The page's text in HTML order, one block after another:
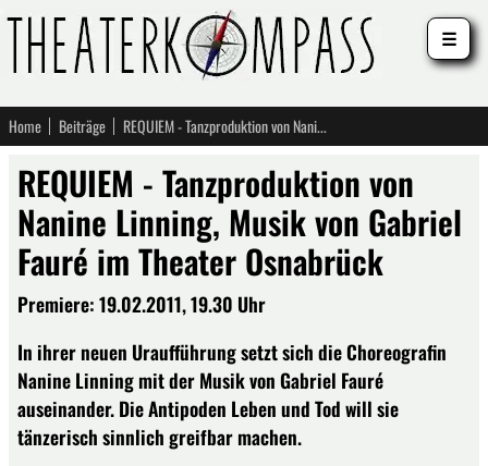
Home Beiträge REQUIEM - Tanzproduktion von Nanine Linning, Musik von Gabriel Fauré im Theater Osnabrück
REQUIEM - Tanzproduktion von
Nanine Linning, Musik von Gabriel
Fauré im Theater Osnabrück
Premiere: 19.02.2011, 19.30 Uhr
In ihrer neuen Uraufführung setzt sich die Choreografin
Nanine Linning mit der Musik von Gabriel Fauré
auseinander. Die Antipoden Leben und Tod will sie
tänzerisch sinnlich greifbar machen.
☰